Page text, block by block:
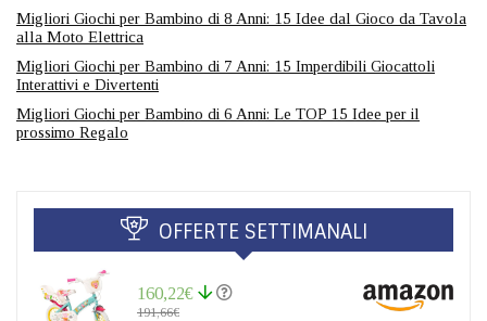
Migliori Giochi per Bambino di 8 Anni: 15 Idee dal Gioco da Tavola
alla Moto Elettrica
Migliori Giochi per Bambino di 7 Anni: 15 Imperdibili Giocattoli
Interattivi e Divertenti
Migliori Giochi per Bambino di 6 Anni: Le TOP 15 Idee per il
prossimo Regalo
OFFERTE SETTIMANALI
160,22€
191,66€